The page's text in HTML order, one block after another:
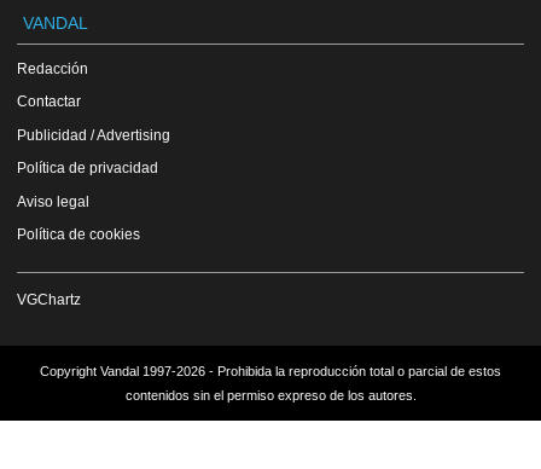
VANDAL
Redacción
Contactar
Publicidad / Advertising
Política de privacidad
Aviso legal
Política de cookies
VGChartz
Copyright Vandal 1997-2026 - Prohibida la reproducción total o parcial de estos
contenidos sin el permiso expreso de los autores.